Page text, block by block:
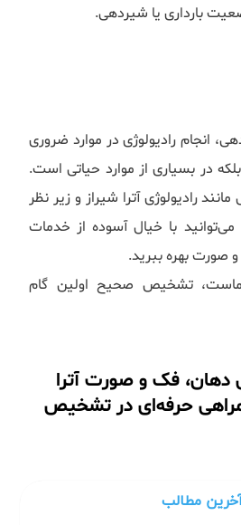
بارداری یا شیردهی.
انجام رادیولوژی در موارد ضروری
در بسیاری از موارد حیاتی است.
رادیولوژی آترا شیراز و زیر نظر
می‌توانید با خیال آسوده از خدمات
صورت بهره ببرید.
ماست، تشخیص صحیح اولین گام
دهان، فک و صورت آترا
حرفه‌ای در تشخیص
مطالب